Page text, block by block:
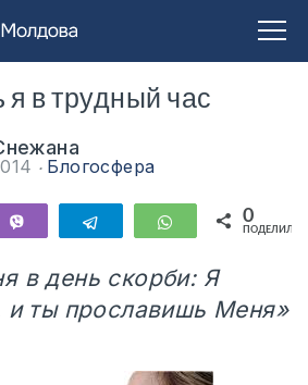
в трудный час
Блогосфера
Telegram WhatsApp
0
в день скорби: Я
и ты прославишь Меня»